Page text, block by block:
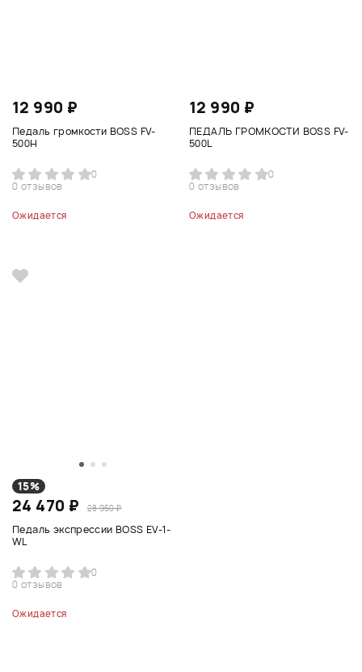
12 990 ₽
Педаль громкости BOSS FV-
500H
0
0 отзывов
Ожидается
12 990 ₽
ПЕДАЛЬ ГРОМКОСТИ BOSS FV-
500L
0
0 отзывов
Ожидается
15%
24 470 ₽ 28 950 ₽
Педаль экспрессии BOSS EV-1-
WL
0
0 отзывов
Ожидается